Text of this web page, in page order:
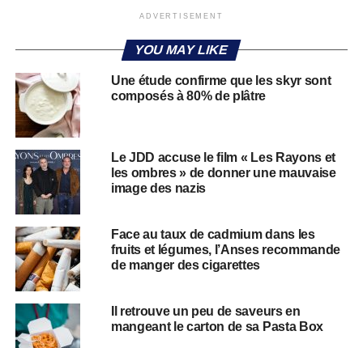
ADVERTISEMENT
YOU MAY LIKE
Une étude confirme que les skyr sont
composés à 80% de plâtre
Le JDD accuse le film « Les Rayons et
les ombres » de donner une mauvaise
image des nazis
Face au taux de cadmium dans les
fruits et légumes, l’Anses recommande
de manger des cigarettes
Il retrouve un peu de saveurs en
mangeant le carton de sa Pasta Box